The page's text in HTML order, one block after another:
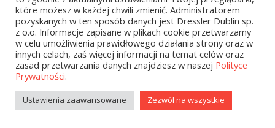
1 2 … 85 NEXT
które możesz w każdej chwili zmienić. Administratorem
pozyskanych w ten sposób danych jest Dressler Dublin sp.
z o.o. Informacje zapisane w plikach cookie przetwarzamy
w celu umożliwienia prawidłowego działania strony oraz w
innych celach, zaś więcej informacji na temat celów oraz
zasad przetwarzania danych znajdziesz w naszej Polityce
Prywatności.
Ustawienia zaawansowane Zezwól na wszystkie